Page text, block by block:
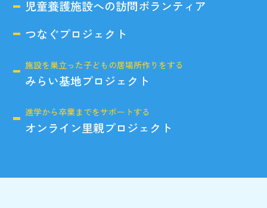
児童養護施設への訪問ボランティア
つなぐプロジェクト
施設を巣立った子どもの居場所作りをする
みらい基地プロジェクト
進学から卒業までをサポートする
オンライン里親プロジェクト